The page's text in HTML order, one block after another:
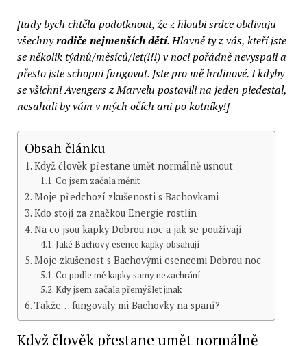
[tady bych chtěla podotknout, že z hloubi srdce obdivuju
všechnyrodiče nejmenších dětí. Hlavně ty z vás, kteří jste
se několik týdnů/měsíců/let(!!!) v noci pořádně nevyspali a
přesto jste schopni fungovat. Jste pro mě hrdinové. I kdyby
se všichni Avengers z Marvelu postavili na jeden piedestal,
nesahali by vám v mých očích ani po kotníky!]
Obsah článku
Když člověk přestane umět normálně usnout
Co jsem začala měnit
Moje předchozí zkušenosti s Bachovkami
Kdo stojí za značkou Energie rostlin
Na co jsou kapky Dobrou noc a jak se používají
Jaké Bachovy esence kapky obsahují
Moje zkušenost s Bachovými esencemi Dobrou noc
Co podle mě kapky samy nezachrání
Kdy jsem začala přemýšlet jinak
Takže… fungovaly mi Bachovky na spaní?
Když člověk přestane umět normálně